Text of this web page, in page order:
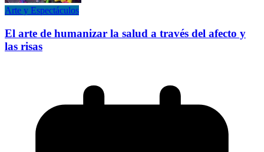
Arte y Espectáculos
El arte de humanizar la salud a través del afecto y
las risas